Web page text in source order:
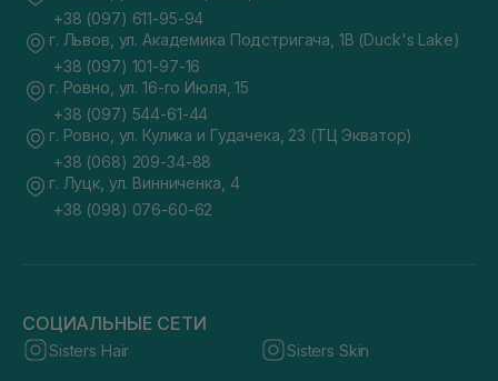
+38 (097) 611-95-94
г. Львов, ул. Академика Подстригача, 1В (Duck's Lake)
+38 (097) 101-97-16
г. Ровно, ул. 16-го Июля, 15
+38 (097) 544-61-44
г. Ровно, ул. Кулика и Гудачека, 23 (ТЦ Экватор)
+38 (068) 209-34-88
г. Луцк, ул. Винниченка, 4
+38 (098) 076-60-62
СОЦИАЛЬНЫЕ СЕТИ
Sisters Hair Sisters Skin